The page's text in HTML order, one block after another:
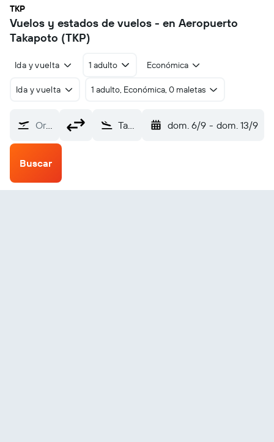
TKP
Vuelos y estados de vuelos - en Aeropuerto
Takapoto (TKP)
Ida y vuelta 1 adulto Económica
Ida y vuelta 1 adulto, Económica, 0 maletas
Origen Takapoto (TKP) dom. 6/9 - dom. 13/9
Buscar